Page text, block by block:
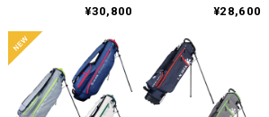
¥30,800
¥28,600